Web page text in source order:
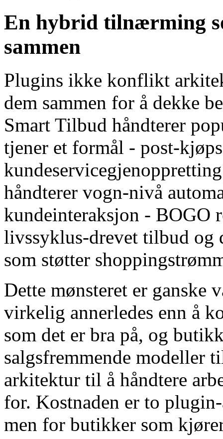
En hybrid tilnærming
sammen
Plugins ikke konflikt
dem sammen for å dekke
Smart Tilbud håndterer
tjener et formål - post-
håndterer vogn-nivå
kundeinteraksjon - BOGO
livssyklus-drevet tilbud og
som støtter
Dette mønsteret er
virkelig annerledes enn å
som det er bra på, og
salgsfremmende modeller
arkitektur til å håndtere
for. Kostnaden er to
men for butikker som